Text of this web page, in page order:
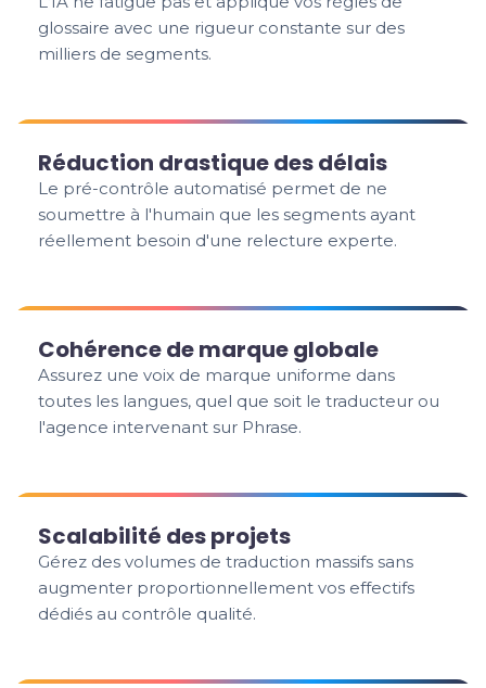
glossaire avec une rigueur constante sur des
milliers de segments.
Réduction drastique des délais
Le pré-contrôle automatisé permet de ne
soumettre à l'humain que les segments ayant
réellement besoin d'une relecture experte.
Cohérence de marque globale
Assurez une voix de marque uniforme dans
toutes les langues, quel que soit le traducteur ou
l'agence intervenant sur Phrase.
Scalabilité des projets
Gérez des volumes de traduction massifs sans
augmenter proportionnellement vos effectifs
dédiés au contrôle qualité.